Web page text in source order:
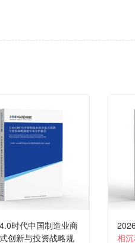
时代中国制造业商
创新与投资战略规
相